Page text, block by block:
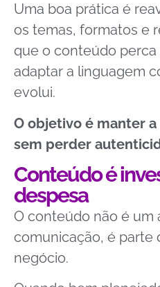
Uma boa prática é
os temas, formatos e
que o conteúdo
adaptar a linguagem
evolui.
O objetivo é manter
sem perder
Conteúdo é
despesa
O conteúdo não é um
comunicação, é parte
negócio.